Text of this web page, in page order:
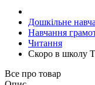
Дошкільне
Навчання
Читання
Скоро в школу
Все про товар